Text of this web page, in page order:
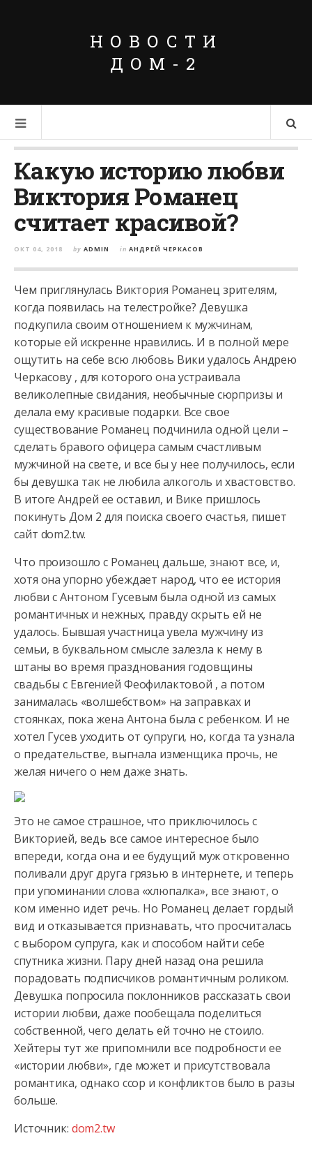
НОВОСТИ
ДОМ-2
Какую историю любви
Виктория Романец
считает красивой?
ОКТ 04, 2018 by ADMIN in АНДРЕЙ ЧЕРКАСОВ
Чем приглянулась Виктория Романец зрителям,
когда появилась на телестройке? Девушка
подкупила своим отношением к мужчинам,
которые ей искренне нравились. И в полной мере
ощутить на себе всю любовь Вики удалось Андрею
Черкасову , для которого она устраивала
великолепные свидания, необычные сюрпризы и
делала ему красивые подарки. Все свое
существование Романец подчинила одной цели –
сделать бравого офицера самым счастливым
мужчиной на свете, и все бы у нее получилось, если
бы девушка так не любила алкоголь и хвастовство.
В итоге Андрей ее оставил, и Вике пришлось
покинуть Дом 2 для поиска своего счастья, пишет
сайт dom2.tw.
Что произошло с Романец дальше, знают все, и,
хотя она упорно убеждает народ, что ее история
любви с Антоном Гусевым была одной из самых
романтичных и нежных, правду скрыть ей не
удалось. Бывшая участница увела мужчину из
семьи, в буквальном смысле залезла к нему в
штаны во время празднования годовщины
свадьбы с Евгенией Феофилактовой , а потом
занималась «волшебством» на заправках и
стоянках, пока жена Антона была с ребенком. И не
хотел Гусев уходить от супруги, но, когда та узнала
о предательстве, выгнала изменщика прочь, не
желая ничего о нем даже знать.
Это не самое страшное, что приключилось с
Викторией, ведь все самое интересное было
впереди, когда она и ее будущий муж откровенно
поливали друг друга грязью в интернете, и теперь
при упоминании слова «хлюпалка», все знают, о
ком именно идет речь. Но Романец делает гордый
вид и отказывается признавать, что просчиталась
с выбором супруга, как и способом найти себе
спутника жизни. Пару дней назад она решила
порадовать подписчиков романтичным роликом.
Девушка попросила поклонников рассказать свои
истории любви, даже пообещала поделиться
собственной, чего делать ей точно не стоило.
Хейтеры тут же припомнили все подробности ее
«истории любви», где может и присутствовала
романтика, однако ссор и конфликтов было в разы
больше.
Источник: dom2.tw